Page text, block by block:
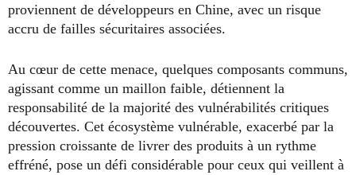
proviennent de développeurs en Chine, avec un risque
accru de failles sécuritaires associées.
Au cœur de cette menace, quelques composants communs,
agissant comme un maillon faible, détiennent la
responsabilité de la majorité des vulnérabilités critiques
découvertes. Cet écosystème vulnérable, exacerbé par la
pression croissante de livrer des produits à un rythme
effréné, pose un défi considérable pour ceux qui veillent à